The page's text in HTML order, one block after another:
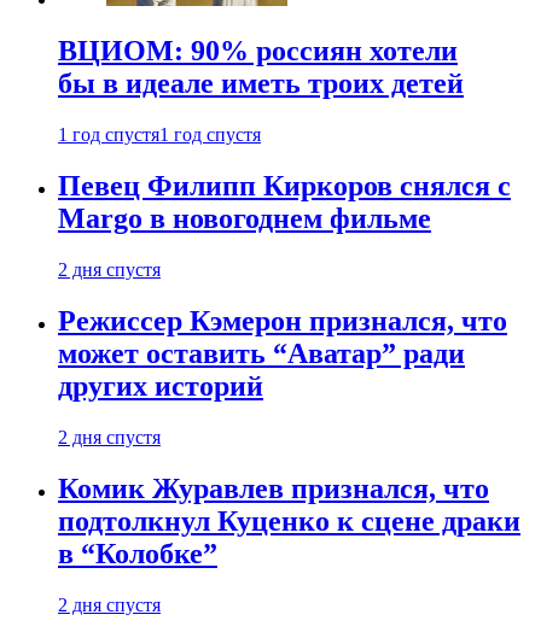
ВЦИОМ: 90% россиян хотели
бы в идеале иметь троих детей
1 год спустя1 год спустя
Певец Филипп Киркоров снялся с
Margo в новогоднем фильме
2 дня спустя
Режиссер Кэмерон признался, что
может оставить “Аватар” ради
других историй
2 дня спустя
Комик Журавлев признался, что
подтолкнул Куценко к сцене драки
в “Колобке”
2 дня спустя